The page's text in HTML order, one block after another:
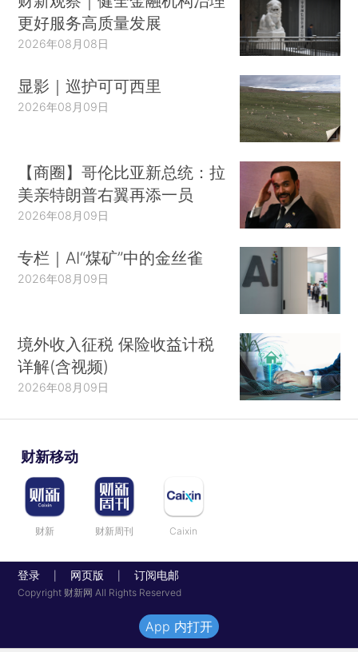
更好服务高质量发展
2026年08月08日
显影｜巡护可可西里
2026年08月09日
【商圈】哥伦比亚新总统：拉
美亲特朗普右翼再添一员
2026年08月09日
专栏｜AI“煤矿”中的金丝雀
2026年08月09日
境外收入征税 保险收益计税
详解(含视频)
2026年08月09日
财新移动
财新 财新周刊 Caixin
登录 网页版 订阅电邮
Copyright 财新网 All Rights Reserved
App 内打开